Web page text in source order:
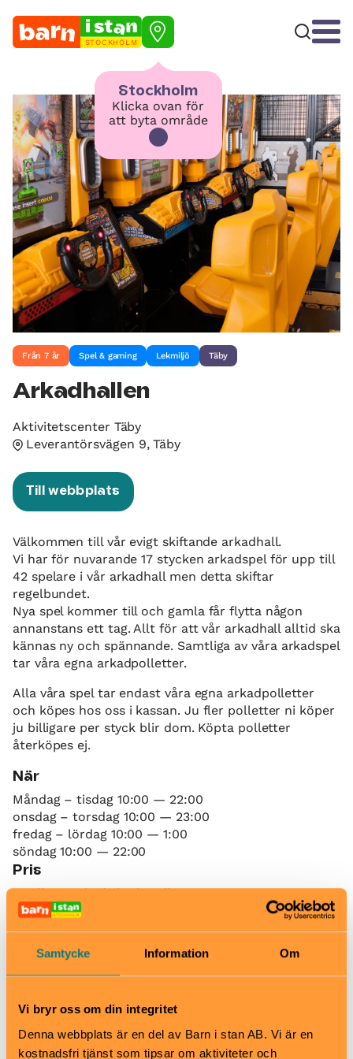
Samtycke Information Om
Vi bryr oss om din integritet
Denna webbplats är en del av Barn i stan AB. Vi är en
kostnadsfri tjänst som tipsar om aktiviteter och
STOCKHOLM
Stockholm
Klicka ovan för
att byta område
Från 7 år Spel & gaming Lekmiljö Täby
Arkadhallen
Aktivitetscenter Täby
Leverantörsvägen 9, Täby
Till webbplats
Välkommen till vår evigt skiftande arkadhall.
Vi har för nuvarande 17 stycken arkadspel för upp till
42 spelare i vår arkadhall men detta skiftar
regelbundet.
Nya spel kommer till och gamla får flytta någon
annanstans ett tag. Allt för att vår arkadhall alltid ska
kännas ny och spännande. Samtliga av våra arkadspel
tar våra egna arkadpolletter.
Alla våra spel tar endast våra egna arkadpolletter
och köpes hos oss i kassan. Ju fler polletter ni köper
ju billigare per styck blir dom. Köpta polletter
återköpes ej.
När
Måndag – tisdag 10:00 — 22:00
onsdag – torsdag 10:00 — 23:00
fredag – lördag 10:00 — 1:00
söndag 10:00 — 22:00
Pris
1 Pollett, 15 kr (15kr / spel)
7 Polletter, 100 kr (14.3kr / spel)
15 Polletter, 200 kr (13.3kr / spel)
Bra att veta
Kafé
Skötbord